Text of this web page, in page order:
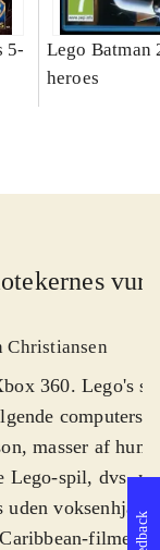
5-
Lego Batman
heroes
Christiansen
360. Lego's
masser af
Lego-spil, dvs.
uden